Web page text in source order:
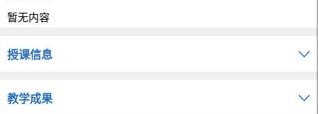
暂无内容
授课信息
教学成果